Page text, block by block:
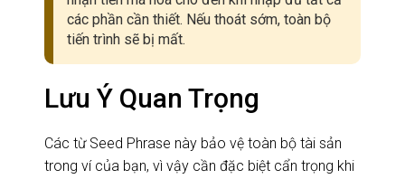
các phần cần thiết. Nếu thoát sớm, toàn bộ
tiến trình sẽ bị mất.
Lưu Ý Quan Trọng
Các từ Seed Phrase này bảo vệ toàn bộ tài sản
trong ví của bạn, vì vậy cần đặc biệt cẩn trọng khi